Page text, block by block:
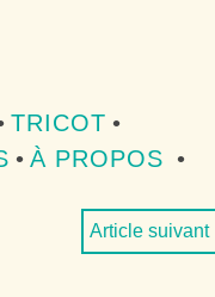
TRICOT •
• À PROPOS •
SOMBREArticle suivant